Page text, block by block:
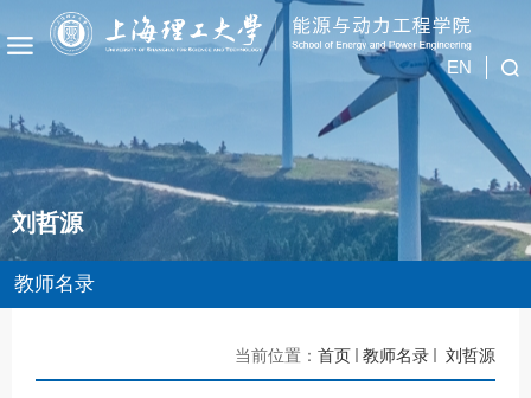
EN
刘哲源
教师名录
当前位置： 首页 教师名录 刘哲源